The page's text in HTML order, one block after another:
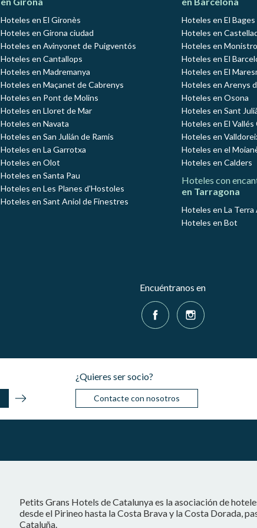
Hoteles en El Gironès
Hoteles en Girona ciudad
Hoteles en Avinyonet de Puigventós
Hoteles en Cantallops
Hoteles en Madremanya
Hoteles en Maçanet de Cabrenys
Hoteles en Pont de Molins
Hoteles en Lloret de Mar
Hoteles en Navata
Hoteles en San Julián de Ramis
Hoteles en La Garrotxa
Hoteles en Olot
Hoteles en Santa Pau
Hoteles en Les Planes d'Hostoles
Hoteles en Sant Aniol de Finestres
Hoteles en El Bages
Hoteles en
Hoteles en
Hoteles en El
Hoteles en El
Hoteles en Arenys
Hoteles en Osona
Hoteles en Sant
Hoteles en El
Hoteles en
Hoteles en el
Hoteles en Calders
Hoteles con
en Tarragona
Hoteles en La Terra
Hoteles en Bot
Encuéntranos en
¿Quieres ser socio?
Contacte con nosotros
Petits Grans Hotels de Catalunya es la asociación de
desde el Pirineo hasta la Costa Brava y la Costa Dorada,
Cataluña.